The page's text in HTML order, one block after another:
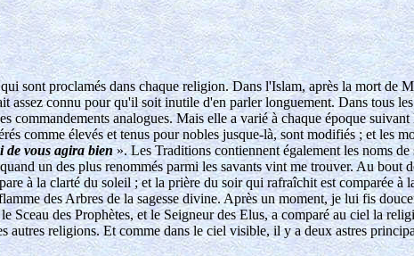
sont proclamés dans chaque religion. Dans l'Islam, après la mort de
connu pour qu'il soit inutile d'en parler longuement. Dans tous
analogues. Mais elle a varié à chaque époque
comme élevés et tenus pour nobles jusque-là, sont modifiés ; et les
de vous agira bien». Les Traditions contiennent également les noms de
un des plus renommés parmi les savants vint me trouver. Au bout
à la clarté du soleil ; et la prière du soir qui rafraîchit est comparée à
des Arbres de la sagesse divine. Après un moment, je lui fis
des Prophètes, et le Seigneur des Elus, a comparé au ciel la
autres religions. Et comme dans le ciel visible, il y a deux astres